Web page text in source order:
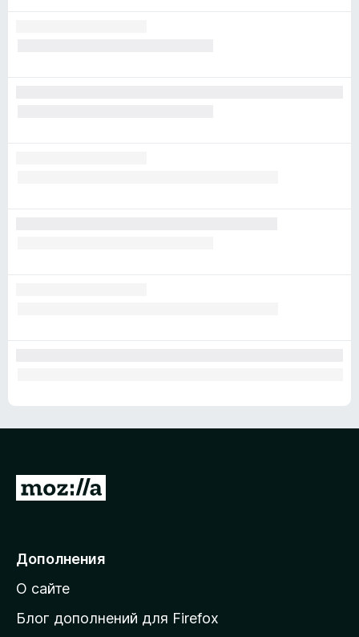
П
е
й
т
и
Дополнения
О сайте
Блог дополнений для Firefox